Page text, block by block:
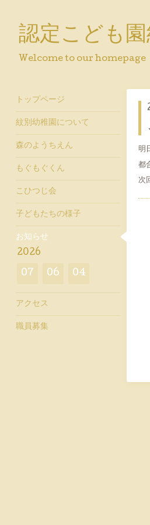
認定こども
Welcome to our homepage
明
都
次
トップページ
紋別幼稚園について
森のようちえん
もぐもぐくん
こひつじ会
子どもたちの様子
お知らせ
2026
07 06 04
アクセス
職員募集